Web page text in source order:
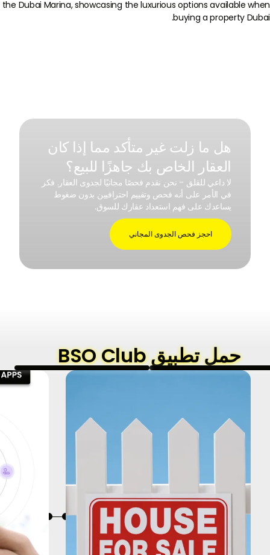
هل ما زلت غير متأكد مما إذا كان
العقار الخاص بك جاهزًا للبيع؟
لا داعي للقلق - نحن نقدم فحصًا مجانيًا لجدوى العقار. فكر
في الأمر على أنه فحص وتقييم احترافيين بدون ضغوط
يساعدك على فهم استعداد عقارك للسوق.
احجز فحص الجدوى المجاني
حمل تطبيق BSO Club